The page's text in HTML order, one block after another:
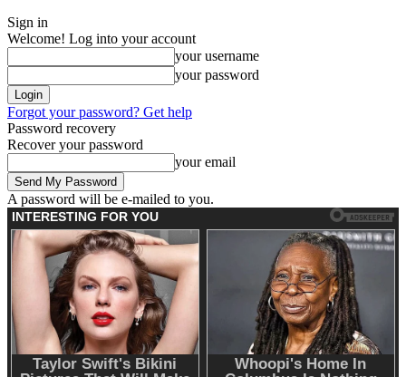
Sign in
Welcome! Log into your account
your username
your password
Forgot your password? Get help
Password recovery
Recover your password
your email
A password will be e-mailed to you.